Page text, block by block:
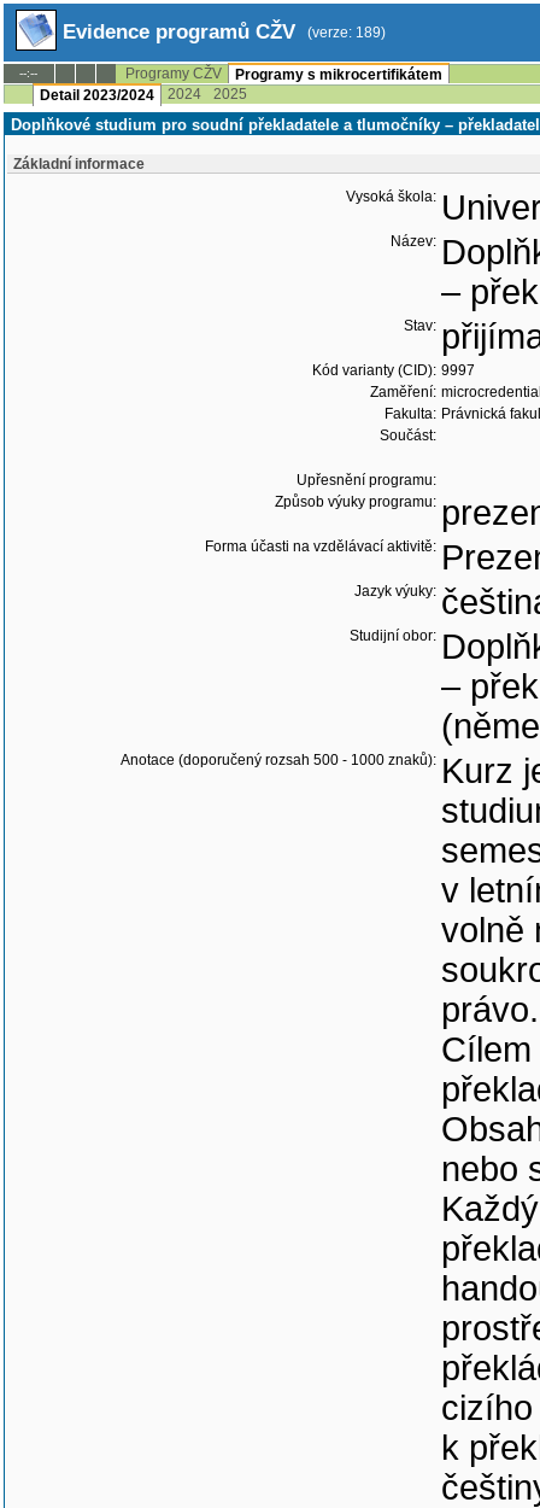
Evidence programů CŽV (verze: 189)
--:-- Programy CŽV
Programy s mikrocertifikátem
Detail 2023/2024
2024 2025
Doplňkové studium pro soudní překladatele a tlumočníky –
Základní informace
Vysoká škola:
Název:
–
Stav:
Kód varianty (CID): 9997
Zaměření:
Fakulta: Právnická
Součást:
Upřesnění programu:
Způsob výuky programu:
Forma účasti na vzdělávací aktivitě:
Jazyk výuky:
Studijní obor:
–
Anotace (doporučený rozsah 500 - 1000 znaků): Kurz
v
volně
právo.
nebo
k